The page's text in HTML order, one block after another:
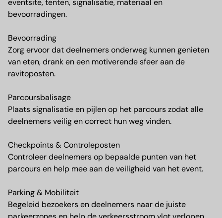
eventsite, tenten, signalisatie, materiaal en
bevoorradingen.
Bevoorrading
Zorg ervoor dat deelnemers onderweg kunnen genieten
van eten, drank en een motiverende sfeer aan de
ravitoposten.
Parcoursbalisage
Plaats signalisatie en pijlen op het parcours zodat alle
deelnemers veilig en correct hun weg vinden.
Checkpoints & Controleposten
Controleer deelnemers op bepaalde punten van het
parcours en help mee aan de veiligheid van het event.
Parking & Mobiliteit
Begeleid bezoekers en deelnemers naar de juiste